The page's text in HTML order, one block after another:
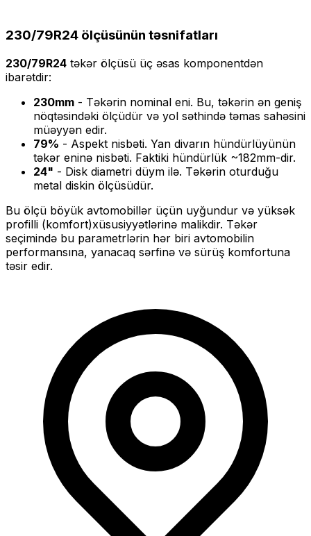
230/79R24 ölçüsünün təsnifatları
230/79R24 təkər ölçüsü üç əsas komponentdən
ibarətdir:
230mm - Təkərin nominal eni. Bu, təkərin ən geniş
nöqtəsindəki ölçüdür və yol səthində təmas sahəsini
müəyyən edir.
79% - Aspekt nisbəti. Yan divarın hündürlüyünün
təkər eninə nisbəti. Faktiki hündürlük ~182mm-dir.
24" - Disk diametri düym ilə. Təkərin oturduğu
metal diskin ölçüsüdür.
Bu ölçü böyük avtomobillər üçün uyğundur və yüksək
profilli (komfort)xüsusiyyətlərinə malikdir. Təkər
seçimində bu parametrlərin hər biri avtomobilin
performansına, yanacaq sərfinə və sürüş komfortuna
təsir edir.